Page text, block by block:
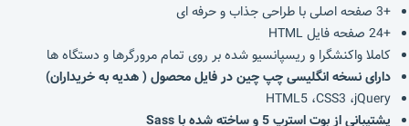
+3 صفحه اصلی با طراحی جذاب و حرفه ای
+24 صفحه فایل HTML
کاملا واکنشگرا و ریسپانسیو شده بر روی تمام مرورگرها و دستگاه ها
دارای نسخه انگلیسی چپ چین در فایل محصول ( هدیه به خریداران)
HTML5 ،CSS3 ،jQuery
پشتیبانی از بوت استرپ 5 و ساخته شده با Sass